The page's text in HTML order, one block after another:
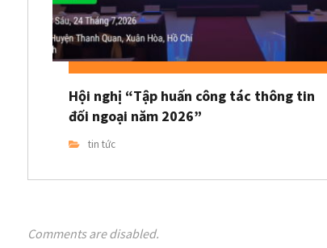
Hội nghị “Tập huấn công tác thông tin
đối ngoại năm 2026”
tin tức
Comments are disabled.